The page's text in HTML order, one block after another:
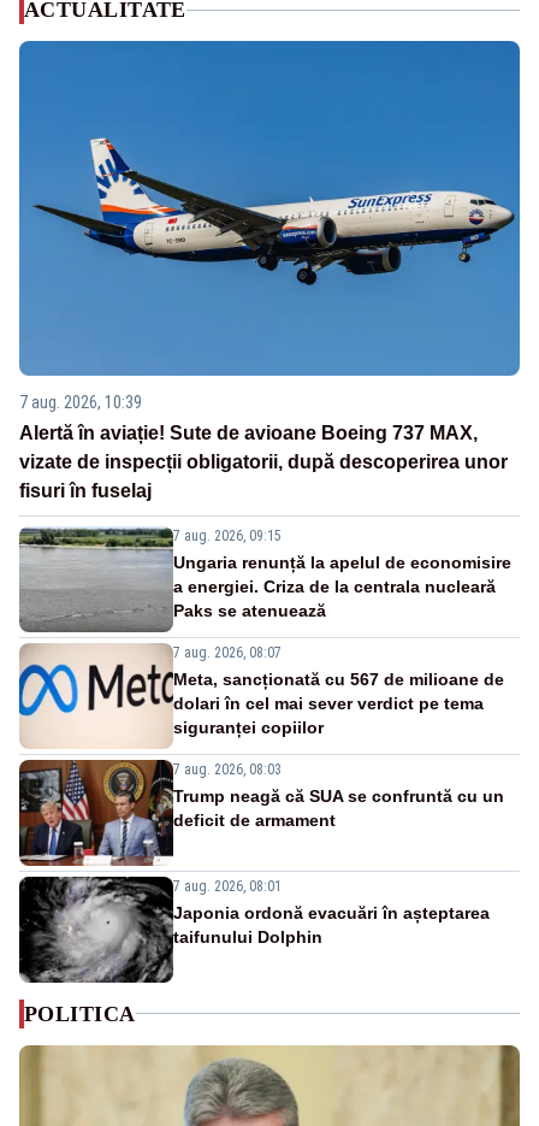
ACTUALITATE
7 aug. 2026, 10:39
Alertă în aviație! Sute de avioane Boeing 737 MAX,
vizate de inspecții obligatorii, după descoperirea unor
fisuri în fuselaj
7 aug. 2026, 09:15
Ungaria renunță la apelul de economisire
a energiei. Criza de la centrala nucleară
Paks se atenuează
7 aug. 2026, 08:07
Meta, sancționată cu 567 de milioane de
dolari în cel mai sever verdict pe tema
siguranței copiilor
7 aug. 2026, 08:03
Trump neagă că SUA se confruntă cu un
deficit de armament
7 aug. 2026, 08:01
Japonia ordonă evacuări în așteptarea
taifunului Dolphin
POLITICA